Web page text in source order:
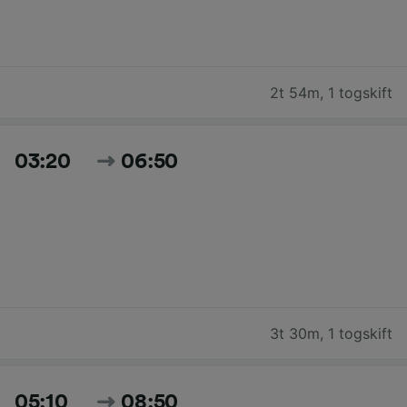
2t 54m, 1 togskift
03:20 06:50
3t 30m, 1 togskift